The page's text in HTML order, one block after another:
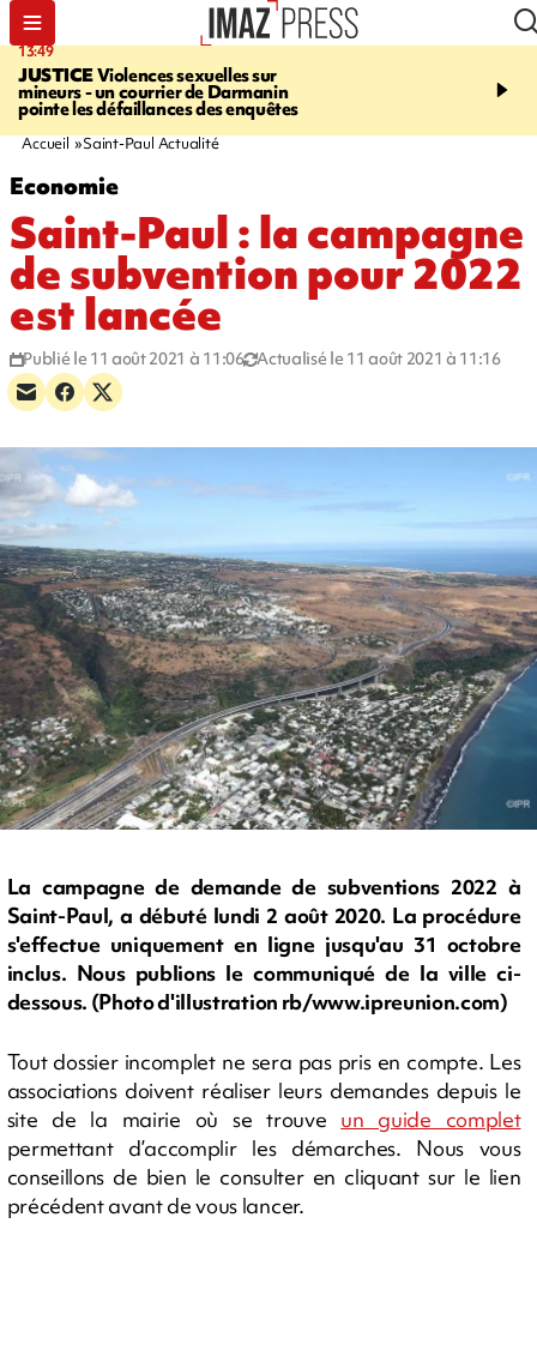
13:49
JUSTICEViolences sexuelles sur
mineurs - un courrier de Darmanin
pointe les défaillances des enquêtes
17:59
Corniche - la route du
Accueil Saint-Paul Actualité
Economie
Saint-Paul : la campagne
de subvention pour 2022
est lancée
Publié le 11 août 2021 à 11:06 Actualisé le 11 août 2021 à 11:16
La campagne de demande de subventions 2022 à
Saint-Paul, a débuté lundi 2 août 2020. La procédure
s'effectue uniquement en ligne jusqu'au 31 octobre
inclus. Nous publions le communiqué de la ville ci-
dessous. (Photo d'illustration rb/www.ipreunion.com)
Tout dossier incomplet ne sera pas pris en compte. Les
associations doivent réaliser leurs demandes depuis le
site de la mairie où se trouve un guide complet
permettant d’accomplir les démarches. Nous vous
conseillons de bien le consulter en cliquant sur le lien
précédent avant de vous lancer.